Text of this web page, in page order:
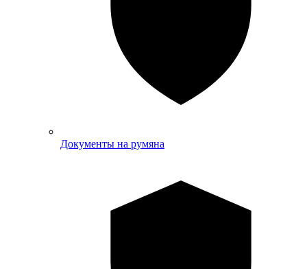
Документы на румяна